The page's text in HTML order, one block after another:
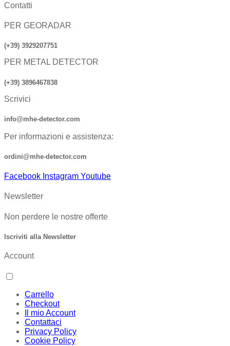
Contatti
PER GEORADAR
(+39) 3929207751
PER METAL DETECTOR
(+39) 3896467838
Scrivici
info@mhe-detector.com
Per informazioni e assistenza:
ordini@mhe-detector.com
Facebook Instagram Youtube
Newsletter
Non perdere le nostre offerte
Iscriviti alla Newsletter
Account
Carrello
Checkout
Il mio Account
Contattaci
Privacy Policy
Cookie Policy